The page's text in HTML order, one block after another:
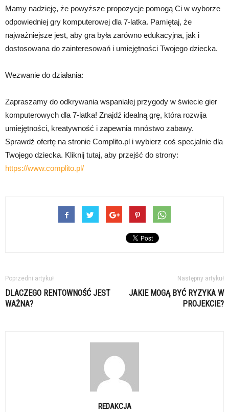
Mamy nadzieję, że powyższe propozycje pomogą Ci w wyborze
odpowiedniej gry komputerowej dla 7-latka. Pamiętaj, że
najważniejsze jest, aby gra była zarówno edukacyjna, jak i
dostosowana do zainteresowań i umiejętności Twojego dziecka.
Wezwanie do działania:
Zapraszamy do odkrywania wspaniałej przygody w świecie gier
komputerowych dla 7-latka! Znajdź idealną grę, która rozwija
umiejętności, kreatywność i zapewnia mnóstwo zabawy.
Sprawdź ofertę na stronie Complito.pl i wybierz coś specjalnie dla
Twojego dziecka. Kliknij tutaj, aby przejść do strony:
https://www.complito.pl/
Poprzedni artykuł
DLACZEGO RENTOWNOŚĆ JEST
WAŻNA?
Następny artykuł
JAKIE MOGĄ BYĆ RYZYKA W
PROJEKCIE?
REDAKCJA